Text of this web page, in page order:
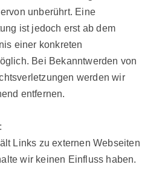
unberührt. Eine
ist jedoch erst ab dem
einer konkreten
Bei Bekanntwerden von
werden wir
entfernen.
:
Links zu externen Webseiten
wir keinen Einfluss haben.